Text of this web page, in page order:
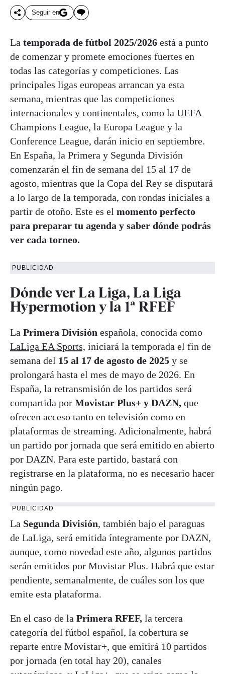
Seguir en
La temporada de fútbol 2025/2026 está a punto
de comenzar y promete emociones fuertes en
todas las categorías y competiciones. Las
principales ligas europeas arrancan ya esta
semana, mientras que las competiciones
internacionales y continentales, como la UEFA
Champions League, la Europa League y la
Conference League, darán inicio en septiembre.
En España, la Primera y Segunda División
comenzarán el fin de semana del 15 al 17 de
agosto, mientras que la Copa del Rey se disputará
a lo largo de la temporada, con rondas iniciales a
partir de otoño. Este es el momento perfecto
para preparar tu agenda y saber dónde podrás
ver cada torneo.
PUBLICIDAD
Dónde ver La Liga, La Liga
Hypermotion y la 1ª RFEF
La Primera División española, conocida como
LaLiga EA Sports, iniciará la temporada el fin de
semana del 15 al 17 de agosto de 2025 y se
prolongará hasta el mes de mayo de 2026. En
España, la retransmisión de los partidos será
compartida por Movistar Plus+ y DAZN, que
ofrecen acceso tanto en televisión como en
plataformas de streaming. Adicionalmente, habrá
un partido por jornada que será emitido en abierto
por DAZN. Para este partido, bastará con
registrarse en la plataforma, no es necesario hacer
ningún pago.
PUBLICIDAD
La Segunda División, también bajo el paraguas
de LaLiga, será emitida íntegramente por DAZN,
aunque, como novedad este año, algunos partidos
serán emitidos por Movistar Plus. Habrá que estar
pendiente, semanalmente, de cuáles son los que
emite esta plataforma.
En el caso de la Primera RFEF, la tercera
categoría del fútbol español, la cobertura se
reparte entre Movistar+, que emitirá 10 partidos
por jornada (en total hay 20), canales